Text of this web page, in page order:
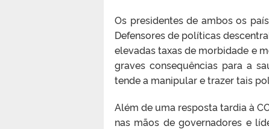
Os presidentes de ambos os
Defensores de políticas
elevadas taxas de morbidade e
graves consequências para a
tende a manipular e trazer tais
Além de uma resposta tardia à
nas mãos de governadores e